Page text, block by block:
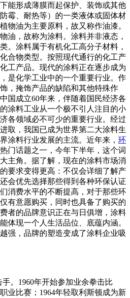
能形成薄膜而起保护、装饰或其他
霉、耐热等）的一类液体或固体材
物油为主要原料，故又称作油漆。
油，故称为涂料。涂料并非液态，
。涂料属于有机化工高分子材料，
合物类型。按照现代通行的化工产
工产品。现代的涂料正在逐步成为
是化学工业中的一个重要行业。作
，掩饰产品的缺陷和其他特殊作
国成立60年来，伴随着国民经济各
涂料工业从一个极不引人注目的小
各领域必不可少的重要行业。经过
取，我国已成为世界第二大涂料生
涂料行业发展的主流。近年来， 环
门话题之一，今年下半年，这个词
主角。据了解，现在的涂料市场消
要求变得更高：不仅会详细了解产
会优先选择那些得到各种环保认证
消费水平的不断提高，对于那些环
有意愿购买，同时也具备了购买的
者的品牌意识正在与日俱增，涂料
体现一个人生活品位、底蕴内涵。
强，品牌的塑造变成了涂料企业吸
。1960年开始参加业余拳击比
业比赛；1964年轻取利斯顿成为新